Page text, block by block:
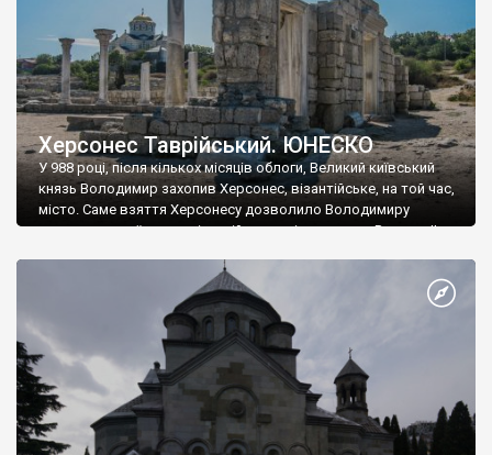
Херсонес Таврійський. ЮНЕСКО
У 988 році, після кількох місяців облоги, Великий київський
князь Володимир захопив Херсонес, візантійське, на той час,
місто. Саме взяття Херсонесу дозволило Володимиру
диктувати свої умови візантійському імператору Василю ІІ, та
Херсонесі Володимир-язичник, став Василем-християнином.
А потім було Хрещення Русі. На честь Херсонесу Таврійського